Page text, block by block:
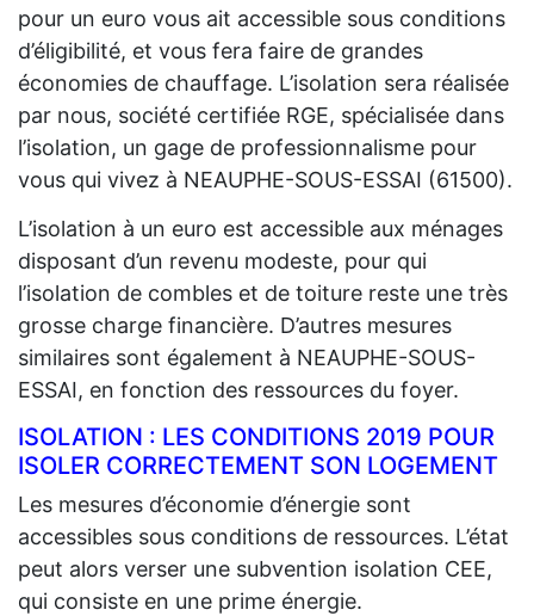
pour un euro vous ait accessible sous conditions
d’éligibilité, et vous fera faire de grandes
économies de chauffage. L’isolation sera réalisée
par nous, société certifiée RGE, spécialisée dans
l’isolation, un gage de professionnalisme pour
vous qui vivez à NEAUPHE-SOUS-ESSAI (61500).
L’isolation à un euro est accessible aux ménages
disposant d’un revenu modeste, pour qui
l’isolation de combles et de toiture reste une très
grosse charge financière. D’autres mesures
similaires sont également à NEAUPHE-SOUS-
ESSAI, en fonction des ressources du foyer.
ISOLATION : LES CONDITIONS 2019 POUR
ISOLER CORRECTEMENT SON LOGEMENT
Les mesures d’économie d’énergie sont
accessibles sous conditions de ressources. L’état
peut alors verser une subvention isolation CEE,
qui consiste en une prime énergie.